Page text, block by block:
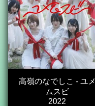
高嶺のなでしこ - ユメ
ムスビ
2022